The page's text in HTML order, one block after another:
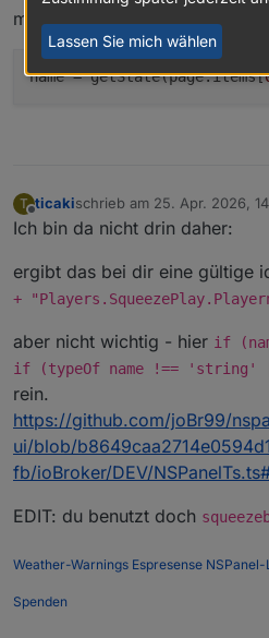
mal so geändert, dann klappts:
name = getState(page.items[
T
Offline
ticakischrieb am 25. Apr. 2026,
zuletzt editiert von ticaki
Ich bin da nicht drin daher:
ergibt das bei dir eine gültige
+
aber nicht wichtig - hier if
if (typeOf name !== 'string'
rein.
https://github.com/joBr99/
ui/blob/
fb/ioBroker/DEV/
EDIT: du benutzt doch
Weather-Warnings Espresense
Spenden
Lassen Sie mich wählen